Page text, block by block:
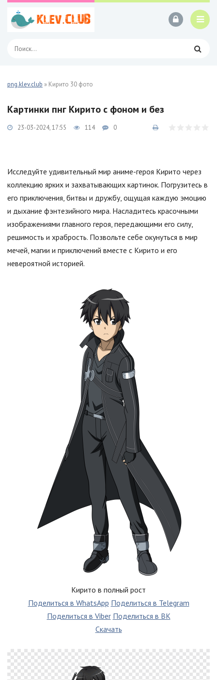
png.klev.club » Кирито 30 фото
Картинки пнг Кирито с фоном и без
23-03-2024, 17:55 114 0
Исследуйте удивительный мир аниме-героя Кирито через
коллекцию ярких и захватывающих картинок. Погрузитесь в
его приключения, битвы и дружбу, ощущая каждую эмоцию
и дыхание фэнтезийного мира. Насладитесь красочными
изображениями главного героя, передающими его силу,
решимость и храбрость. Позвольте себе окунуться в мир
мечей, магии и приключений вместе с Кирито и его
невероятной историей.
Кирито в полный рост
Поделиться в WhatsApp Поделиться в Telegram
Поделиться в Viber Поделиться в ВК
Скачать